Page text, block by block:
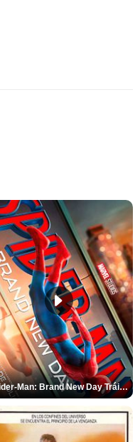
Spider-Man: Brand New Day Tráiler (3)